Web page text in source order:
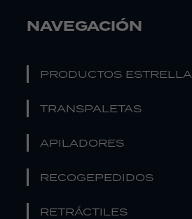
NAVEGACIÓN
PRODUCTOS ESTRELLA
TRANSPALETAS
APILADORES
RECOGEPEDIDOS
RETRÁCTILES